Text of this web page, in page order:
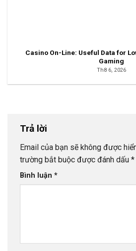
Casino On-Line: Useful Data for
Gaming
Th8 6, 2026
Trả lời
Email của bạn sẽ không được
trường bắt buộc được đánh dấu *
Bình luận *